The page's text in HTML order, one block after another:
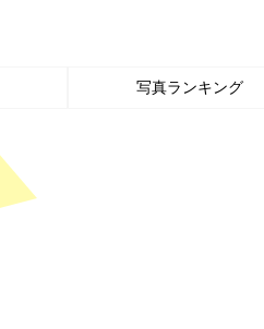
写真ランキング